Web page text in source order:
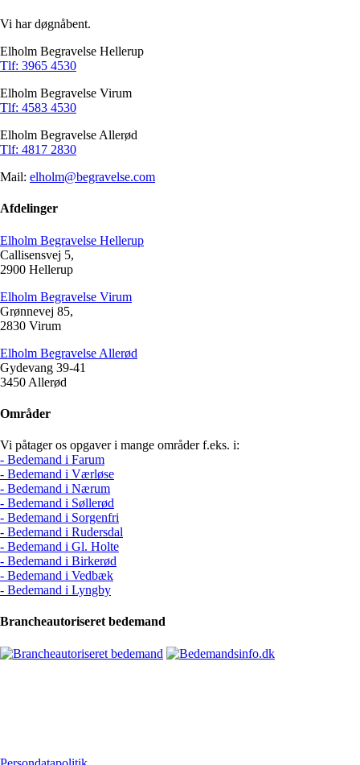
Vi har døgnåbent.
Elholm Begravelse Hellerup
Tlf: 3965 4530
Elholm Begravelse Virum
Tlf: 4583 4530
Elholm Begravelse Allerød
Tlf: 4817 2830
Mail: elholm@begravelse.com
Afdelinger
Elholm Begravelse Hellerup
Callisensvej 5,
2900 Hellerup
Elholm Begravelse Virum
Grønnevej 85,
2830 Virum
Elholm Begravelse Allerød
Gydevang 39-41
3450 Allerød
Områder
Vi påtager os opgaver i mange områder f.eks. i:
- Bedemand i Farum
- Bedemand i Værløse
- Bedemand i Nærum
- Bedemand i Søllerød
- Bedemand i Sorgenfri
- Bedemand i Rudersdal
- Bedemand i Gl. Holte
- Bedemand i Birkerød
- Bedemand i Vedbæk
- Bedemand i Lyngby
Brancheautoriseret bedemand